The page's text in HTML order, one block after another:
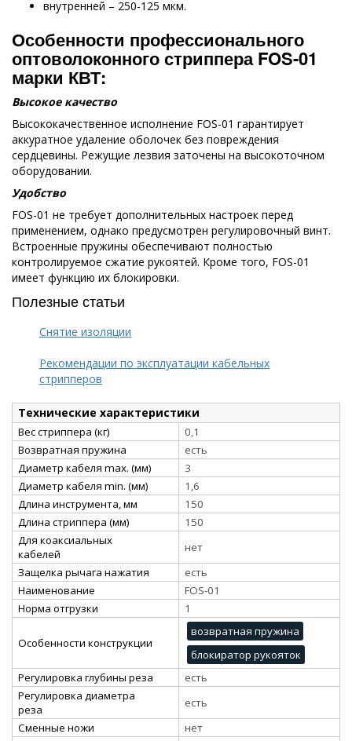
внутренней – 250-125 мкм.
Особенности профессионального
оптоволоконного стриппераFOS-01
марки КВТ:
Высокое качество
Высококачественное исполнение FOS-01 гарантирует
аккуратное удаление оболочек без повреждения
сердцевины. Режущие лезвия заточены на высокоточном
оборудовании.
Удобство
FOS-01 не требует дополнительных настроек перед
применением, однако предусмотрен регулировочный винт.
Встроенные пружины обеспечивают полностью
контролируемое сжатие рукоятей. Кроме того, FOS-01
имеет функцию их блокировки.
Полезные статьи
Снятие изоляции
Рекомендации по эксплуатации кабельных
стрипперов
Технические характеристики
Вес стриппера (кг)
0,1
Возвратная пружина
есть
Диаметр кабеля max. (мм)
3
Диаметр кабеля min. (мм)
1,6
Длина инструмента, мм
150
Длина стриппера (мм)
150
Для коаксиальных
кабелей
нет
Защелка рычага нажатия
есть
Наименование
FOS-01
Норма отгрузки
1
Особенности конструкции
возвратная пружина
блокиратор рукояток
Регулировка глубины реза
есть
Регулировка диаметра
реза
есть
Сменные ножи
нет